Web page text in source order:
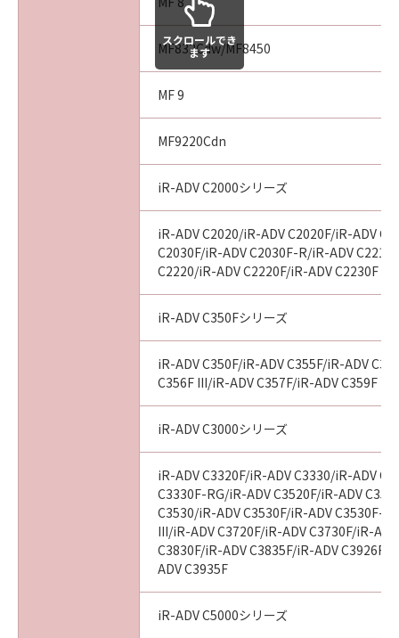
MF832Cdw/MF8450
MF 9
MF9220Cdn
iR-ADV C2000シリーズ
iR-ADV C2020/iR-ADV C2020F/iR-ADV
C2030F/iR-ADV C2030F-R/iR-ADV
C2220/iR-ADV C2220F/iR-ADV C2230F
iR-ADV C350Fシリーズ
iR-ADV C350F/iR-ADV C355F/iR-ADV
C356F III/iR-ADV C357F/iR-ADV C359F
iR-ADV C3000シリーズ
iR-ADV C3320F/iR-ADV C3330/iR-ADV
C3330F-RG/iR-ADV C3520F/iR-ADV
C3530/iR-ADV C3530F/iR-ADV C3530F-
III/iR-ADV C3720F/iR-ADV C3730F/iR-
C3830F/iR-ADV C3835F/iR-ADV C3926F/
ADV C3935F
iR-ADV C5000シリーズ
スクロールでき
ます